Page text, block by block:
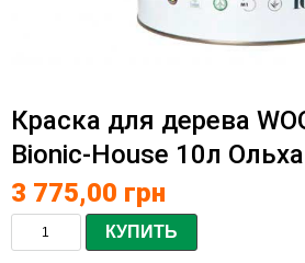
Краска для дерева
Bionic-House 10л Ольха
3 775,00 грн
КУПИТЬ